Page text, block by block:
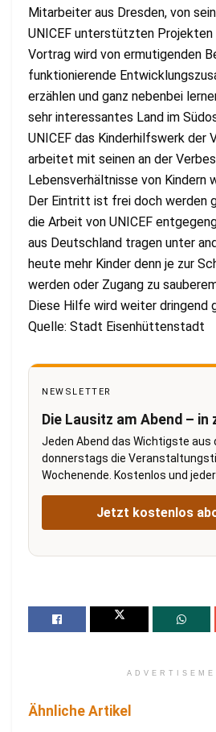
Mitarbeiter aus Dresden, von
UNICEF unterstützten Projekten
Vortrag wird von ermutigenden
funktionierende
erzählen und ganz nebenbei
sehr interessantes Land im
UNICEF das Kinderhilfswerk der
arbeitet mit seinen an der
Lebensverhältnisse von Kindern
Der Eintritt ist frei doch werden
die Arbeit von UNICEF
aus Deutschland tragen unter
heute mehr Kinder denn je zur
werden oder Zugang zu
Diese Hilfe wird weiter dringend
Quelle: Stadt Eisenhüttenstadt
NEWSLETTER
Die Lausitz am Abend – in
Jeden Abend das Wichtigste aus
donnerstags die
Wochenende. Kostenlos und
Jetzt kostenlos
Ähnliche Artikel